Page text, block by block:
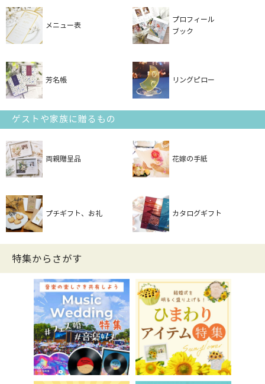
メニュー表
プロフィール
ブック
芳名帳 リングピロー
ゲストや家族に贈るもの
両親贈呈品 花嫁の手紙
プチギフト、お礼 カタログギフト
特集からさがす